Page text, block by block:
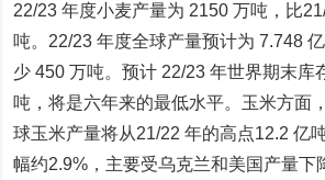
22/23 年度小麦产量为 2150 万吨，比
吨。22/23 年度全球产量预计为 7.748
少 450 万吨。预计 22/23 年世界期末库
吨，将是六年来的最低水平。玉米方面
球玉米产量将从21/22 年的高点12.2 亿
幅约2.9%，主要受乌克兰和美国产量下